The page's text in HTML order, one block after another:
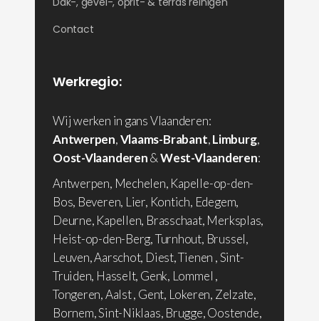
Contact
Werkregio:
Wij werken in gans Vlaanderen:
Antwerpen,Vlaams-Brabant,Limburg,
Oost-Vlaanderen&West-Vlaanderen:
Antwerpen, Mechelen, Kapelle-op-den-
Bos, Beveren, Lier, Kontich, Edegem,
Deurne, Kapellen, Brasschaat, Merksplas,
Heist-op-den-Berg, Turnhout, Brussel,
Leuven, Aarschot, Diest, Tienen , Sint-
Truiden, Hasselt, Genk, Lommel ,
Tongeren, Aalst , Gent, Lokeren, Zelzate,
Bornem, Sint-Niklaas, Brugge, Oostende,